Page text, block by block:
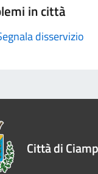
in città
disservizio
Città di